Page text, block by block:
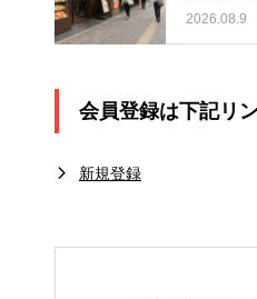
間、おす
2026.08.9
会員登録は下記リ
新規登録